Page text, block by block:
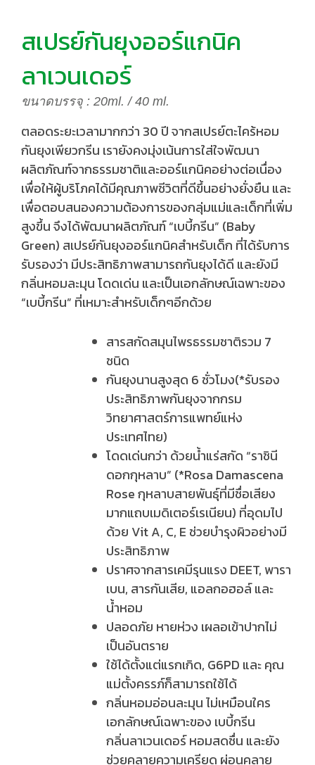
สเปรย์กันยุงออร์แกนิค
ลาเวนเดอร์
ขนาดบรรจุ : 20ml. / 40 ml.
ตลอดระยะเวลามากกว่า 30 ปี จากสเปรย์ตะไคร้หอม
กันยุงเพียวกรีน เรายังคงมุ่งเน้นการใส่ใจพัฒนา
ผลิตภัณฑ์จากธรรมชาติและออร์แกนิคอย่างต่อเนื่อง
เพื่อให้ผู้บริโภคได้มีคุณภาพชีวิตที่ดีขึ้นอย่างยั่งยืน และ
เพื่อตอบสนองความต้องการของกลุ่มแม่และเด็กที่เพิ่ม
สูงขึ้น จึงได้พัฒนาผลิตภัณฑ์ “เบบี้กรีน” (Baby
Green) สเปรย์กันยุงออร์แกนิคสำหรับเด็ก ที่ได้รับการ
รับรองว่า มีประสิทธิภาพสามารถกันยุงได้ดี และยังมี
กลิ่นหอมละมุน โดดเด่น และเป็นเอกลักษณ์เฉพาะของ
“เบบี้กรีน” ที่เหมาะสำหรับเด็กๆอีกด้วย
สารสกัดสมุนไพรธรรมชาติรวม 7
ชนิด
กันยุงนานสูงสุด 6 ชั่วโมง(*รับรอง
ประสิทธิภาพกันยุงจากกรม
วิทยาศาสตร์การแพทย์แห่ง
ประเทศไทย)
โดดเด่นกว่า ด้วยน้ำแร่สกัด “ราชินี
ดอกกุหลาบ” (*Rosa Damascena
Rose กุหลาบสายพันธุ์ที่มีชื่อเสียง
มากแถบเมดิเตอร์เรเนียน) ที่อุดมไป
ด้วย Vit A, C, E ช่วยบำรุงผิวอย่างมี
ประสิทธิภาพ
ปราศจากสารเคมีรุนแรง DEET, พารา
เบน, สารกันเสีย, แอลกอฮอล์ และ
น้ำหอม
ปลอดภัย หายห่วง เผลอเข้าปากไม่
เป็นอันตราย
ใช้ได้ตั้งแต่แรกเกิด, G6PD และ คุณ
แม่ตั้งครรภ์ก็สามารถใช้ได้
กลิ่นหอมอ่อนละมุน ไม่เหมือนใคร
เอกลักษณ์เฉพาะของ เบบี้กรีน
กลิ่นลาเวนเดอร์ หอมสดชื่น และยัง
ช่วยคลายความเครียด ผ่อนคลาย